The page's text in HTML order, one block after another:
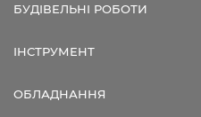
БУДІВЕЛЬНІ РОБОТИ
ІНСТРУМЕНТ
ОБЛАДНАННЯ